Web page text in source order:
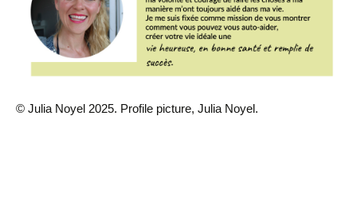
© Julia Noyel 2025. Profile picture, Julia Noyel.